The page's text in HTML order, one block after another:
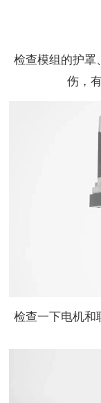
检查模组的护罩
伤，
检查一下电机和